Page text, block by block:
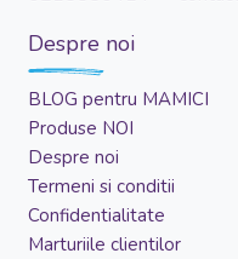
Despre noi
BLOG pentru MAMICI
Produse NOI
Despre noi
Termeni si conditii
Confidentialitate
Marturiile clientilor